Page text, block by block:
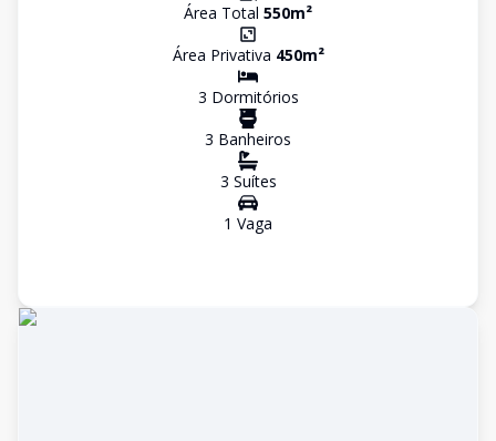
Área Total 550m²
Área Privativa 450m²
3 Dormitórios
3 Banheiros
3 Suítes
1 Vaga